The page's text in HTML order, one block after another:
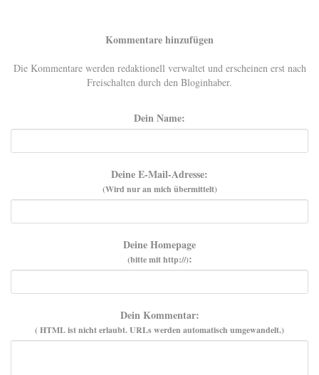
Kommentare hinzufügen
Die Kommentare werden redaktionell verwaltet und erscheinen erst nach
Freischalten durch den Bloginhaber.
Dein Name:
Deine E-Mail-Adresse:
(Wird nur an mich übermittelt)
Deine Homepage
(bitte mit http://):
Dein Kommentar:
( HTML istnichterlaubt. URLs werden automatisch umgewandelt.)